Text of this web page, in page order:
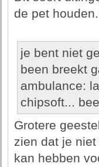
de pet
je bent niet
been breekt
ambulance:
chipsoft...
Grotere
zien dat je
kan hebben